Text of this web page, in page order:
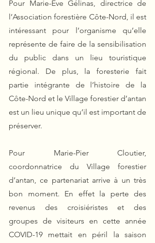
Pour Marie-Eve Gélinas, directrice de
l’Association forestière Côte-Nord, il est
intéressant pour l’organisme qu’elle
représente de faire de la sensibilisation
du public dans un lieu touristique
régional. De plus, la foresterie fait
partie intégrante de l’histoire de la
Côte-Nord et le Village forestier d’antan
est un lieu unique qu’il est important de
préserver.
Pour Marie-Pier Cloutier,
coordonnatrice du Village forestier
d’antan, ce partenariat arrive à un très
bon moment. En effet la perte des
revenus des croisiéristes et des
groupes de visiteurs en cette année
COVID-19 mettait en péril la saison